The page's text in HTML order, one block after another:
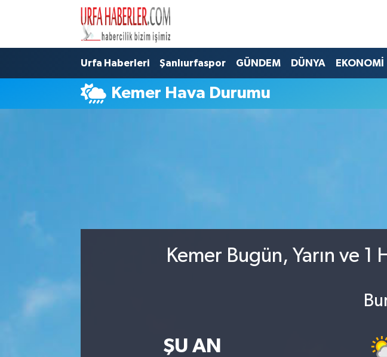
Urfa Haberleri Şanlıurfaspor GÜNDEM DÜNYA EKONOMİ
Kemer Hava Durumu
Kemer Bugün, Yarın ve 1
ŞU AN
Şanlıurfa Nöbetçi Eczaneler
Şanlıurfa Namaz Vakitleri
Son Dakika Haberleri